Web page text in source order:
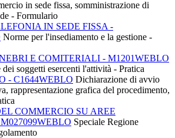
in sede fissa, somministrazione di
- Formulario
IN SEDE FISSA -
Norme per l'insediamento e la gestione -
E COMITERIALI - M1201WEBLO
soggetti esercenti l'attività - Pratica
- C1644WEBLO Dichiarazione di avvio
rappresentazione grafica del procedimento,
COMMERCIO SU AREE
Speciale Regione